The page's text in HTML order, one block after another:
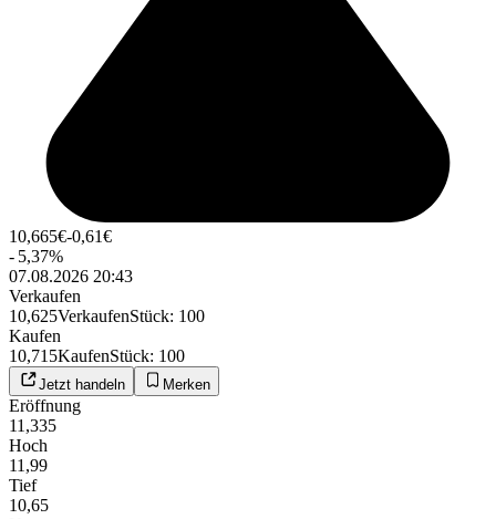
10,665€-0,61€
- 5,37%
07.08.2026 20:43
Verkaufen
10,625VerkaufenStück: 100
Kaufen
10,715KaufenStück: 100
Jetzt handeln Merken
Eröffnung
11,335
Hoch
11,99
Tief
10,65